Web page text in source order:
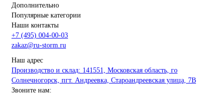
Дополнительно
Популярные категории
Наши контакты
+7 (495) 004-00-03
zakaz@ru-storm.ru
Наш адрес
Производство и склад: 141551, Московская область, го
Солнечногорск, пгт. Андреевка, Староандреевская улица, 7В
Звоните нам: